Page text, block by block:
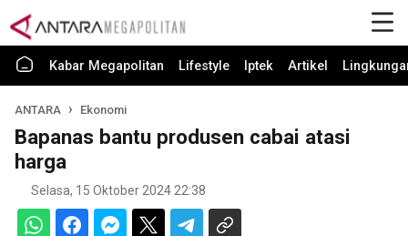
Kabar Megapolitan Lifestyle Iptek Artikel
ANTARA Ekonomi
Bapanas bantu produsen cabai atasi
harga
Selasa, 15 Oktober 2024 22:38